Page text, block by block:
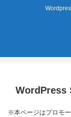
WordPress
※本ページはプロモ